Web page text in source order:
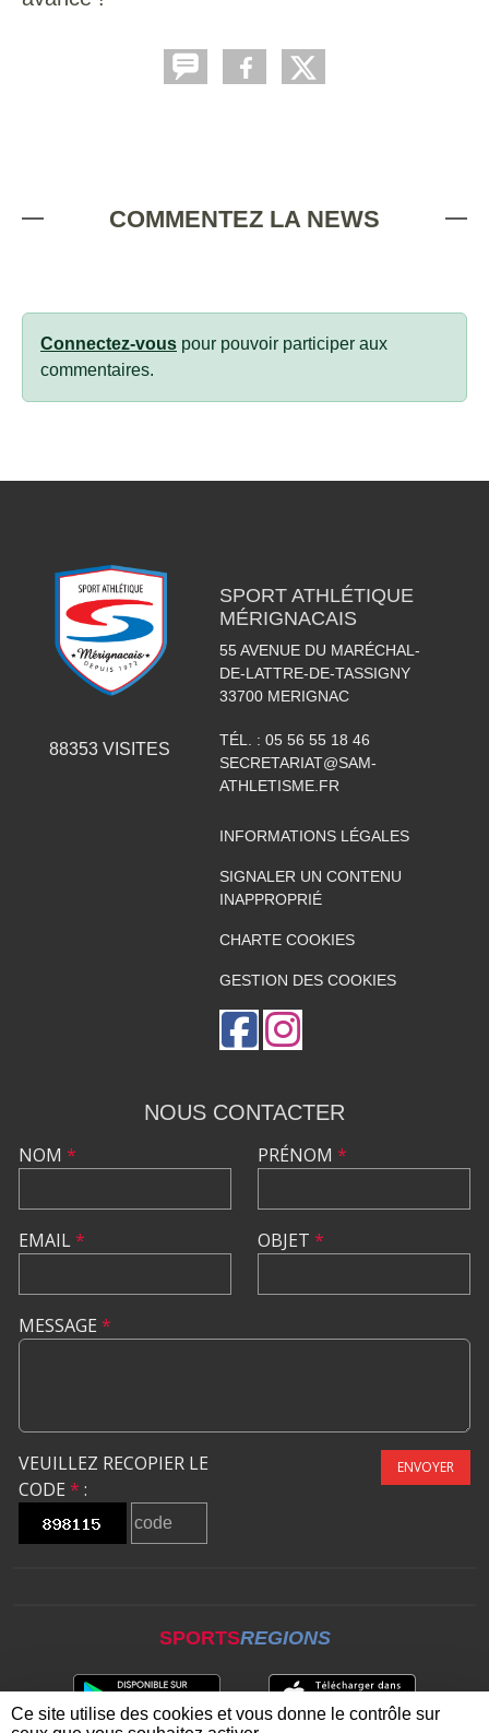
COMMENTEZ LA NEWS
Connectez-vous pour pouvoir participer aux
commentaires.
88353VISITES
SPORT ATHLÉTIQUE
MÉRIGNACAIS
55 AVENUE DU MARÉCHAL-
DE-LATTRE-DE-TASSIGNY
33700 MERIGNAC
TÉL. : 05 56 55 18 46
SECRETARIAT@SAM-
ATHLETISME.FR
INFORMATIONS LÉGALES
SIGNALER UN CONTENU
INAPPROPRIÉ
CHARTE COOKIES
GESTION DES COOKIES
NOUS CONTACTER
NOM *
EMAIL*
PRÉNOM *
OBJET *
MESSAGE *
VEUILLEZ RECOPIER LE
CODE * :
ENVOYER
SPORTSREGIONS
Ce site utilise des cookies et vous donne le contrôle sur